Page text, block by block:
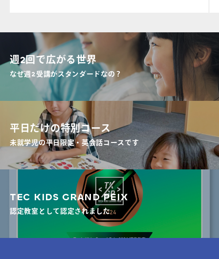
週2回で広がる世界
なぜ週2受講がスタンダードなの？
平日だけの特別コース
未就学児の平日限定・英会話コースです
TEC KIDS GRAND PEIX
認定教室として認定されました